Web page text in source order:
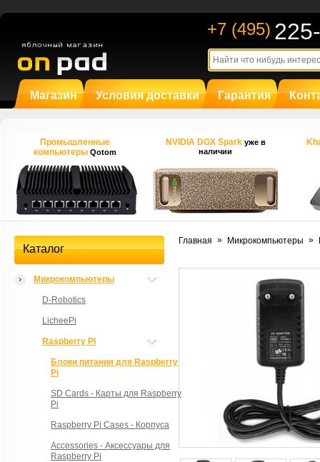
+7 (495)
Магазин Условия доставки Гарантия
Промышленные
компьютерыQotom
NVIDIA DGX Spark уже в
наличии
Каталог
Микрокомпьютеры
D-Robotics
LicheePi
Raspberry PI
Блоки питания для Raspberry
Pi
SD Cards - Карты для Raspberry
Pi
Raspberry Pi Cases - Корпуса
Accessories - Аксессуары для
Raspberry Pi
Главная » Микрокомпьютеры »